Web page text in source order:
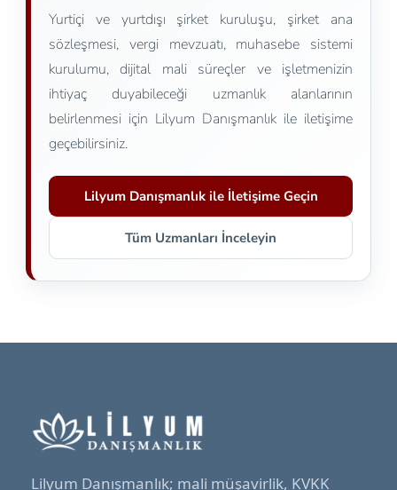
Yurtiçi ve yurtdışı şirket kuruluşu, şirket ana
sözleşmesi, vergi mevzuatı, muhasebe sistemi
kurulumu, dijital mali süreçler ve işletmenizin
ihtiyaç duyabileceği uzmanlık alanlarının
belirlenmesi için Lilyum Danışmanlık ile iletişime
geçebilirsiniz.
Lilyum Danışmanlık ile İletişime Geçin
Tüm Uzmanları İnceleyin
Lilyum Danışmanlık; mali müşavirlik, KVKK